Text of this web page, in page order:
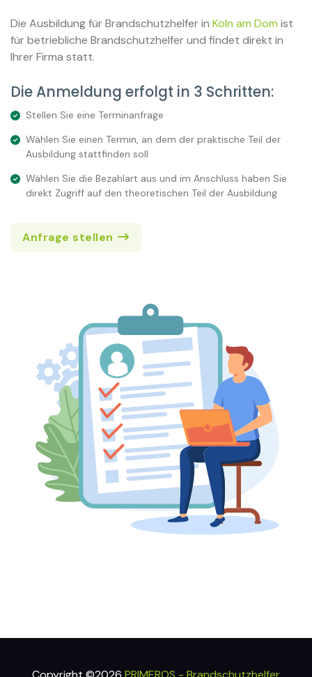
Die Ausbildung für Brandschutzhelfer in Köln am Dom ist
für betriebliche Brandschutzhelfer und findet direkt in
Ihrer Firma statt.
Die Anmeldung erfolgt in 3 Schritten:
Stellen Sie eine Terminanfrage
Wählen Sie einen Termin, an dem der praktische Teil der
Ausbildung stattfinden soll
Wählen Sie die Bezahlart aus und im Anschluss haben Sie
direkt Zugriff auf den theoretischen Teil der Ausbildung
Anfrage stellen